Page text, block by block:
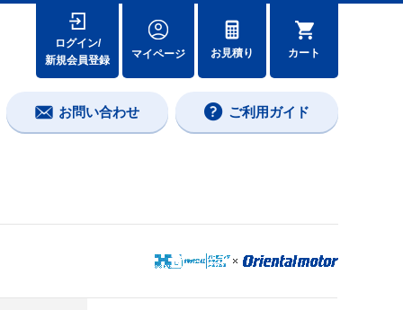
ログイン/
新規会員登録
マイページ お見積り カート
お問い合わせ ご利用ガイド